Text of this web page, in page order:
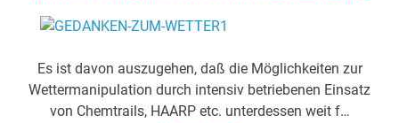
Es ist davon auszugehen, daß die Möglichkeiten zur
Wettermanipulation durch intensiv betriebenen Einsatz
von Chemtrails, HAARP etc. unterdessen weit f…